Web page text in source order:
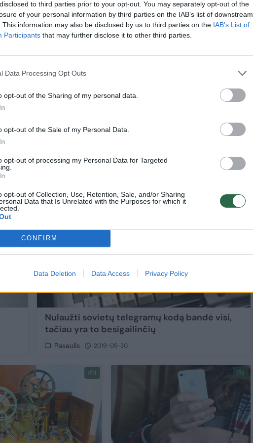
to third parties prior to your opt-out. You may separately opt-out of the
of your personal information by third parties on the IAB’s list of downstream
This information may also be disclosed by us to third parties on the IAB’s List of
Participants that may further disclose it to other third parties.
Data Processing Opt Outs
opt-out of the Sharing of my personal data.
opt-out of the Sale of my Personal Data.
opt-out of processing my Personal Data for Targeted
opt-out of Collection, Use, Retention, Sale, and/or Sharing
Data that Is Unrelated with the Purposes for which it
CONFIRM
Data Deletion Data Access Privacy Policy
P. Durovui labai
nebandyti
„Telegram“ įkūrėjo areštas
2
Nulaužti sovietų telegramų kodą bandė visi,
tačiau yra to besigailinčių
Pasaulis 2019-05-30
1 1